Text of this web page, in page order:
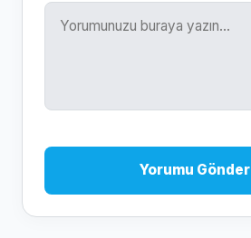
Yorumu Gönder